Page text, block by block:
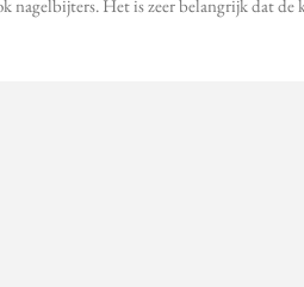
nagelbijters. Het is zeer belangrijk dat de